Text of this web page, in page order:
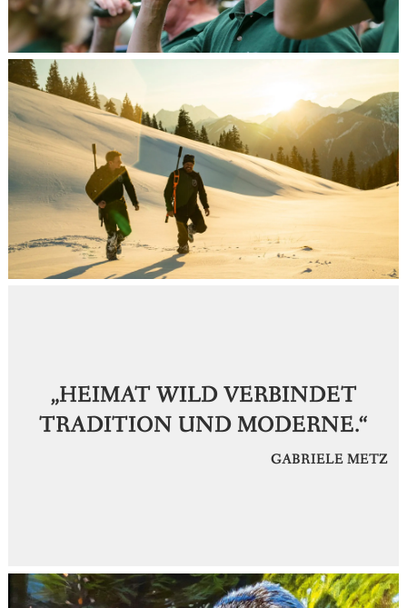
„HEIMAT WILD VERBINDET
TRADITION UND MODERNE.“
GABRIELE METZ